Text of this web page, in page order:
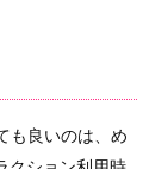
も良いのは、め